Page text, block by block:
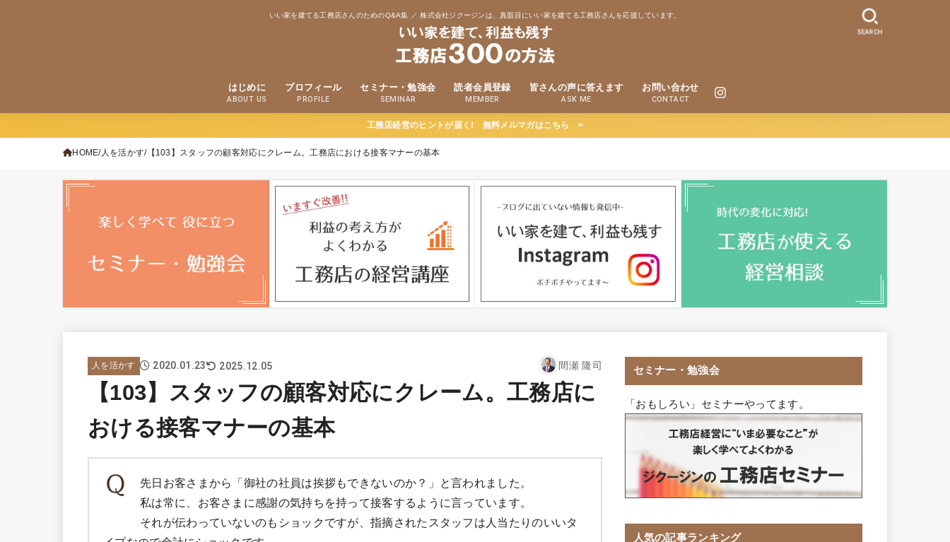
いい家を建てる工務店さんのためのQ&A集 ／ 株式会社ジクージンは、真面目にいい家を建てる工務店さんを応援しています。
はじめに
ABOUT US
プロフィール
PROFILE
セミナー・勉強会
SEMINAR
読者会員登録
MEMBER
皆さんの声に答えます
ASK ME
お問い合わせ
CONTACT
SEARCH
工務店経営のヒントが届く! 無料メルマガはこちら >
HOME 人を活かす 【103】スタッフの顧客対応にクレーム。工務店における接客マナーの基本
人を活かす 2020.01.23 2025.12.05 間瀬 隆司
【103】スタッフの顧客対応にクレーム。工務店に
おける接客マナーの基本
先日お客さまから「御社の社員は挨拶もできないのか？」と言われました。
私は常に、お客さまに感謝の気持ちを持って接客するように言っています。
それが伝わっていないのもショックですが、指摘されたスタッフは人当たりのいいタ
セミナー・勉強会
「おもしろい」セミナーやってます。
人気の記事ランキング